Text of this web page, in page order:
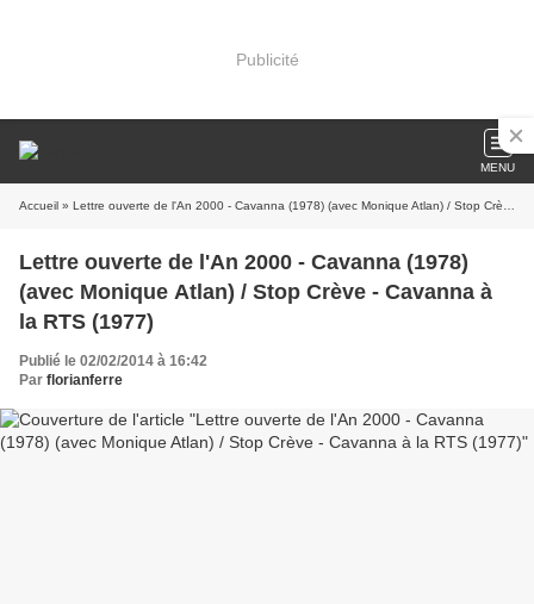
Publicité
MENU
Accueil » Lettre ouverte de l'An 2000 - Cavanna (1978) (avec Monique Atlan) / Stop Crève - Cavanna à la RTS (1977)
Lettre ouverte de l'An 2000 - Cavanna (1978)
(avec Monique Atlan) / Stop Crève - Cavanna à
la RTS (1977)
Publié le 02/02/2014 à 16:42
Par florianferre